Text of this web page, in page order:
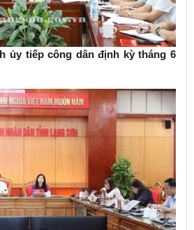
ủy tiếp công dân định kỳ tháng 6